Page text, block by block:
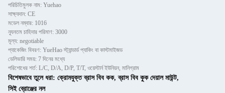
পরিচিতিমুলক নাম: Yuehao
সাক্ষ্যদান: CE
মডেল নম্বার: 1016
ন্যূনতম চাহিদার পরিমাণ: 3000
মূল্য: negotiable
প্যাকেজিং বিবরণ: YueHao স্ট্যান্ডার্ড প্যাকিং বা কাস্টমাইজড
ডেলিভারি সময়: 7 দিনের মধ্যে
পরিশোধের শর্ত: L/C, D/A, D/P, T/T, ওয়েস্টার্ন ইউনিয়ন, মানিগ্রাম
বিশেষভাবে তুলে ধরা: ক্রোমযুক্ত ব্রাস বিব কক,ব্রাস বিব কুক দেয়াল মাউন্ট,
সিই ব্রোঞ্জের নল